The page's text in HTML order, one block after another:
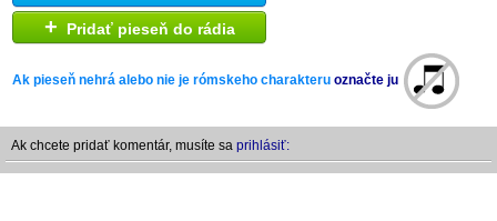
+ Pridať pieseň do rádia
Ak pieseň nehrá alebo nie je rómskeho charakteru označte ju
Ak chcete pridať komentár, musíte sa prihlásiť: